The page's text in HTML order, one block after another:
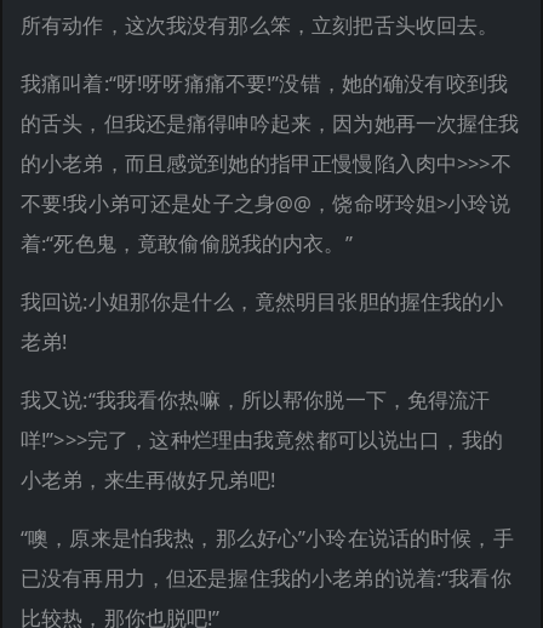
所有动作，这次我没有那么笨，立刻把舌头收回去。
我痛叫着:“呀!呀呀痛痛不要!”没错，她的确没有咬到我
的舌头，但我还是痛得呻吟起来，因为她再一次握住我
的小老弟，而且感觉到她的指甲正慢慢陷入肉中>>>不
不要!我小弟可还是处子之身@@，饶命呀玲姐>小玲说
着:“死色鬼，竟敢偷偷脱我的内衣。”
我回说:小姐那你是什么，竟然明目张胆的握住我的小
老弟!
我又说:“我我看你热嘛，所以帮你脱一下，免得流汗
咩!”>>>完了，这种烂理由我竟然都可以说出口，我的
小老弟，来生再做好兄弟吧!
“噢，原来是怕我热，那么好心”小玲在说话的时候，手
已没有再用力，但还是握住我的小老弟的说着:“我看你
比较热，那你也脱吧!”